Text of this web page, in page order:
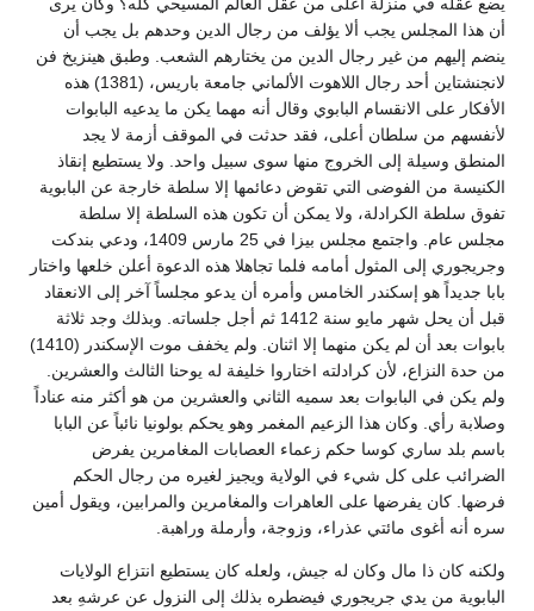
أن هذا المجلس يجب ألا يؤلف من رجال الدين وحدهم بل يجب أن
ينضم إليهم من غير رجال الدين من يختارهم الشعب. وطبق هينزيخ فن
لانجنشتاين أحد رجال اللاهوت الألماني جامعة باريس، (1381) هذه
الأفكار على الانقسام البابوي وقال أنه مهما يكن ما يدعيه البابوات
لأنفسهم من سلطان أعلى، فقد حدثت في الموقف أزمة لا يجد
المنطق وسيلة إلى الخروج منها سوى سبيل واحد. ولا يستطيع إنقاذ
الكنيسة من الفوضى التي تقوض دعائمها إلا سلطة خارجة عن البابوية
تفوق سلطة الكرادلة، ولا يمكن أن تكون هذه السلطة إلا سلطة
مجلس عام. واجتمع مجلس بيزا في 25 مارس 1409، ودعي بندكت
وجريجوري إلى المثول أمامه فلما تجاهلا هذه الدعوة أعلن خلعها واختار
بابا جديداً هو إسكندر الخامس وأمره أن يدعو مجلساً آخر إلى الانعقاد
قبل أن يحل شهر مايو سنة 1412 ثم أجل جلساته. وبذلك وجد ثلاثة
بابوات بعد أن لم يكن منهما إلا اثنان. ولم يخفف موت الإسكندر (1410)
من حدة النزاع، لأن كرادلته اختاروا خليفة له يوحنا الثالث والعشرين.
ولم يكن في البابوات بعد سميه الثاني والعشرين من هو أكثر منه عناداً
وصلابة رأي. وكان هذا الزعيم المغمر وهو يحكم بولونيا نائباً عن البابا
باسم بلد ساري كوسا حكم زعماء العصابات المغامرين يفرض
الضرائب على كل شيء في الولاية ويجيز لغيره من رجال الحكم
فرضها. كان يفرضها على العاهرات والمغامرين والمرابين، ويقول أمين
سره أنه أغوى مائتي عذراء، وزوجة، وأرملة وراهبة.
ولكنه كان ذا مال وكان له جيش، ولعله كان يستطيع انتزاع الولايات
البابوية من يدي جريجوري فيضطره بذلك إلى النزول عن عرشهِ بعد